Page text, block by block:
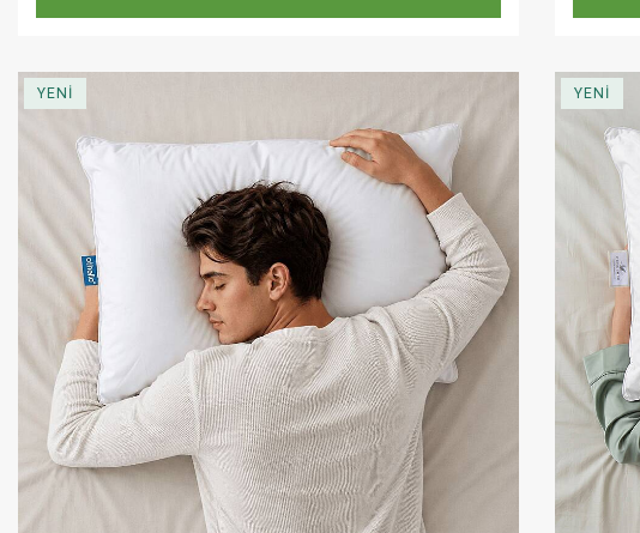
YENİ YENİ